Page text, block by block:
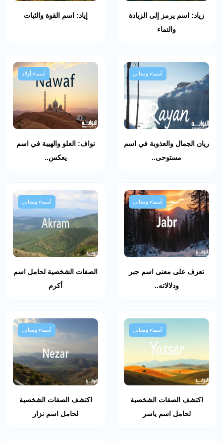
زياد: اسم يرمز إلى الزيادة
والنماء
إياد: اسم القوة والثبات
أسماء ومعاني
ريان الجمال والعذوبة في اسم
مستوحى..
أسماء أولاد
نواف: العلو والهيبة في اسم
يعكس..
أسماء ومعاني
تعرف على معنى اسم جبر
ودلالاته..
أسماء ومعاني
الصفات الشخصية لحامل اسم
أكرم
أسماء ومعاني
اكتشف الصفات الشخصية
لحامل اسم ياسر
أسماء ومعاني
اكتشف الصفات الشخصية
لحامل اسم نزار